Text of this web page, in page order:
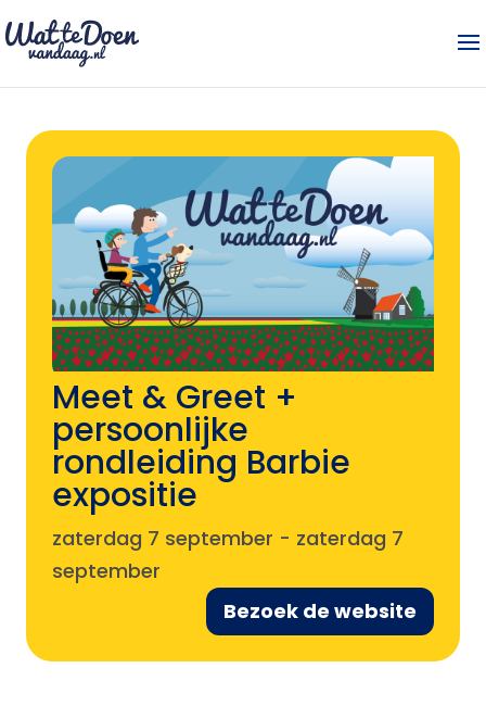
Meet & Greet +
persoonlijke
rondleiding Barbie
expositie
zaterdag 7 september - zaterdag 7
september
Bezoek de website